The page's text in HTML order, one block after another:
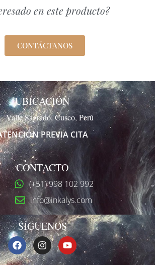
en este producto?
CONTÁCTANOS
UBICACIÓN
Valle Sagrado, Cusco, Perú
PREVIA CITA
CONTACTO
(+51) 998 102 992
info@inkalys.com
SÍGUENOS